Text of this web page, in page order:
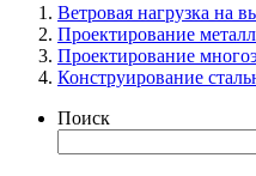
Ветровая нагрузка на
Проектирование
Проектирование
Конструирование
Поиск